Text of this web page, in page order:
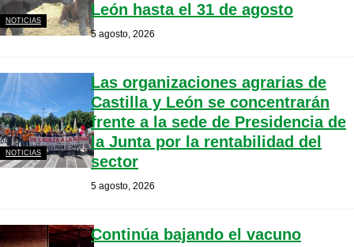
NOTICIAS
León hasta el 31 de agosto
5 agosto, 2026
NOTICIAS
Las organizaciones agrarias de
Castilla y León se concentrarán
frente a la sede de Presidencia de
la Junta por la rentabilidad del
sector
5 agosto, 2026
Continúa bajando el vacuno